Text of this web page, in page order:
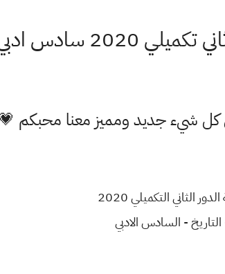
2020 سادس ادبي
كل شيء جديد ومميز معنا محبكم
الثاني التكميلي 2020
- السادس الادبي